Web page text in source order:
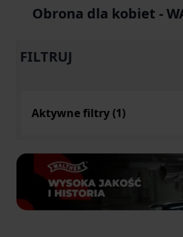
Obrona dla kobiet -
FILTRUJ
Aktywne filtry (1)